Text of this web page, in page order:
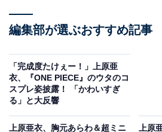
編集部が選ぶおすすめ記事
「完成度たけぇー！」上原亜
衣、『ONE PIECE』のウタのコ
スプレ姿披露！ 「かわいすぎ
る」と大反響
上原亜衣、胸元あらわ＆超ミニ
上原